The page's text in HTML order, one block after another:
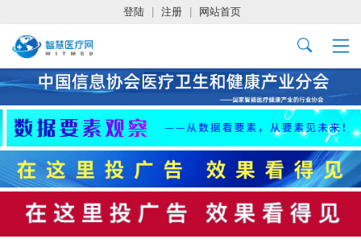
登陆 注册 网站首页